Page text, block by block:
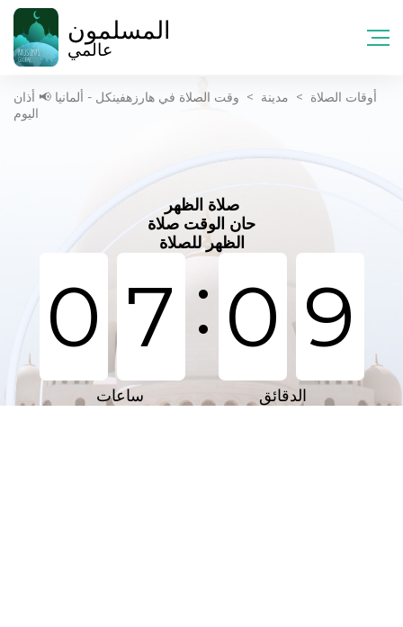
المسلمون
عالمي
أوقات الصلاة > مدينة > وقت الصلاة في هارزهفينكل - ألمانيا 📢 أذان
اليوم
صلاة الظهر
حان الوقت صلاة
الظهر للصلاة
0 7 : 0 9
ساعات الدقائق